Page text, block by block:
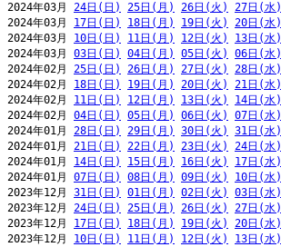
2024年03月 24日(日) 25日(月) 26日(火) 27日(水)
2024年03月 17日(日) 18日(月) 19日(火) 20日(水)
2024年03月 10日(日) 11日(月) 12日(火) 13日(水)
2024年03月 03日(日) 04日(月) 05日(火) 06日(水)
2024年02月 25日(日) 26日(月) 27日(火) 28日(水)
2024年02月 18日(日) 19日(月) 20日(火) 21日(水)
2024年02月 11日(日) 12日(月) 13日(火) 14日(水)
2024年02月 04日(日) 05日(月) 06日(火) 07日(水)
2024年01月 28日(日) 29日(月) 30日(火) 31日(水)
2024年01月 21日(日) 22日(月) 23日(火) 24日(水)
2024年01月 14日(日) 15日(月) 16日(火) 17日(水)
2024年01月 07日(日) 08日(月) 09日(火) 10日(水)
2023年12月 31日(日) 01日(月) 02日(火) 03日(水)
2023年12月 24日(日) 25日(月) 26日(火) 27日(水)
2023年12月 17日(日) 18日(月) 19日(火) 20日(水)
2023年12月 10日(日) 11日(月) 12日(火) 13日(水)